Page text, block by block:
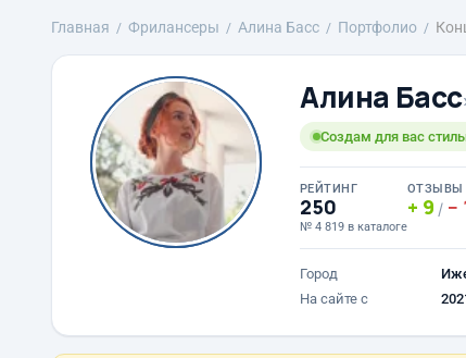
Главная Фрилансеры Алина Басс Портфолио
Алина Басс
Создам для вас
РЕЙТИНГ
250
№ 4 819 в каталоге
ОТЗЫВЫ
9 /
Город
На сайте с